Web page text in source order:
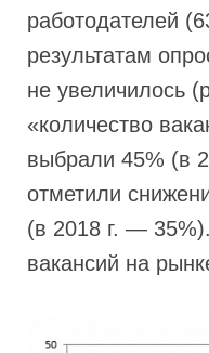
работодателей
результатам
не увеличилось
«количество
выбрали 45% (в
отметили
(в 2018 г. —
вакансий на